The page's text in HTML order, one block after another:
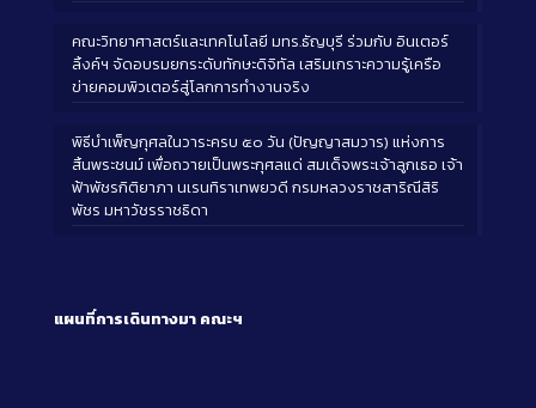
คณะวิทยาศาสตร์และเทคโนโลยี มทร.ธัญบุรี ร่วมกับ อินเตอร์
ลิ้งค์ฯ จัดอบรมยกระดับทักษะดิจิทัล เสริมเกราะความรู้เครือ
ข่ายคอมพิวเตอร์สู่โลกการทำงานจริง
พิธีบำเพ็ญกุศลในวาระครบ ๕๐ วัน (ปัญญาสมวาร) แห่งการ
สิ้นพระชนม์ เพื่อถวายเป็นพระกุศลแด่ สมเด็จพระเจ้าลูกเธอ เจ้า
ฟ้าพัชรกิติยาภา นเรนทิราเทพยวดี กรมหลวงราชสาริณีสิริ
พัชร มหาวัชรราชธิดา
แผนที่การเดินทางมา คณะฯ